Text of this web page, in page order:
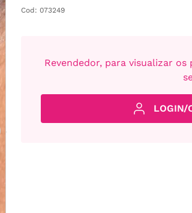
Cod: 073249
Revendedor, para visualizar
LOGIN/